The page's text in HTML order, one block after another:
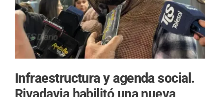
Infraestructura y agenda social.